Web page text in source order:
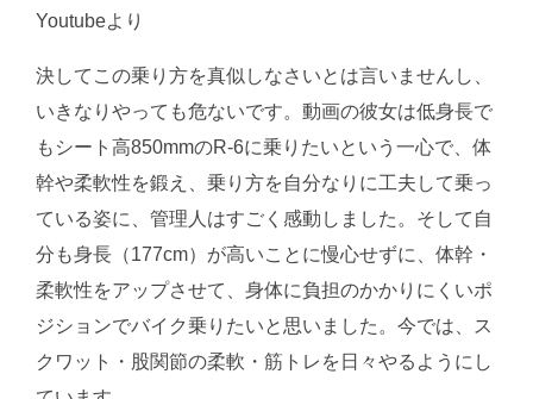
Youtubeより
決してこの乗り方を真似しなさいとは言いませんし、
いきなりやっても危ないです。動画の彼女は低身長で
もシート高850mmのR-6に乗りたいという一心で、体
幹や柔軟性を鍛え、乗り方を自分なりに工夫して乗っ
ている姿に、管理人はすごく感動しました。そして自
分も身長（177cm）が高いことに慢心せずに、体幹・
柔軟性をアップさせて、身体に負担のかかりにくいポ
ジションでバイク乗りたいと思いました。今では、ス
クワット・股関節の柔軟・筋トレを日々やるようにし